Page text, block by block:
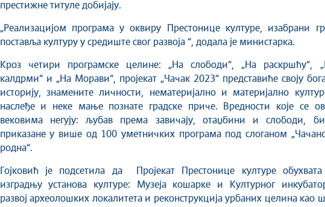
престижне титуле добијају.
„Реализацијом програма у оквиру Престонице културе, изабрани
поставља културу у средиште свог развоја “, додала је министарка.
Кроз четири програмске целине: „На слободи“, „На раскршћу“,
калдрми“ и „На Морави“, пројекат „Чачак 2023“ представиће своју
историју, знамените личности, нематеријално и материјално
наслеђе и неке мање познате градске приче. Вредности које се
вековима негују: љубав према завичају, отаџбини и слободи,
приказане у више од 100 уметничких програма под слоганом
родна“.
Гојковић је подсетила да Пројекат Престонице културе
изградњу установа културе: Музеја кошарке и Културног
развој археолошких локалитета и реконструкција урбаних целина као